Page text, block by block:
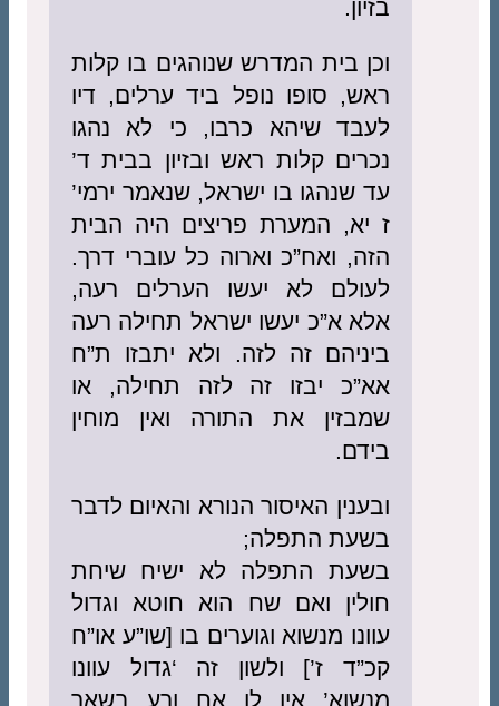
בזיון.
וכן בית המדרש שנוהגים בו קלות
ראש, סופו נופל ביד ערלים, דיו
לעבד שיהא כרבו, כי לא נהגו
נכרים קלות ראש ובזיון בבית ד’
עד שנהגו בו ישראל, שנאמר ירמי’
ז יא, המערת פריצים היה הבית
הזה, ואח”כ וארוה כל עוברי דרך.
לעולם לא יעשו הערלים רעה,
אלא א”כ יעשו ישראל תחילה רעה
ביניהם זה לזה. ולא יתבזו ת”ח
אא”כ יבזו זה לזה תחילה, או
שמבזין את התורה ואין מוחין
בידם.
ובענין האיסור הנורא והאיום לדבר
בשעת התפלה;
בשעת התפלה לא ישיח שיחת
חולין ואם שח הוא חוטא וגדול
עוונו מנשוא וגוערים בו [שו”ע או”ח
קכ”ד ז’] ולשון זה ‘גדול עוונו
מנשוא’ אין לו אח ורע בשאר